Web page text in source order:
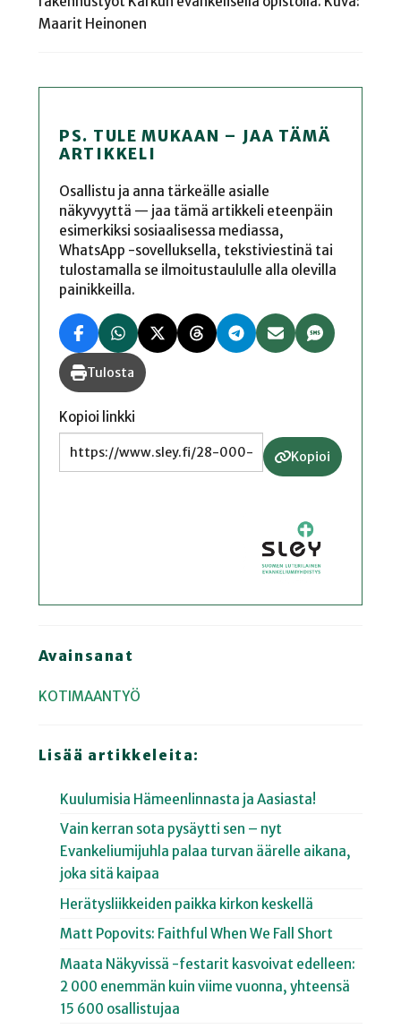
Maarit Heinonen
PS. TULE MUKAAN – JAA TÄMÄ
ARTIKKELI
Osallistu ja anna tärkeälle asialle
näkyvyyttä — jaa tämä artikkeli eteenpäin
esimerkiksi sosiaalisessa mediassa,
WhatsApp -sovelluksella, tekstiviestinä tai
tulostamalla se ilmoitustaululle alla olevilla
painikkeilla.
Tulosta
Kopioi linkki
Kopioi
Avainsanat
KOTIMAANTYÖ
Lisää artikkeleita:
Kuulumisia Hämeenlinnasta ja Aasiasta!
Vain kerran sota pysäytti sen – nyt
Evankeliumijuhla palaa turvan äärelle aikana,
joka sitä kaipaa
Herätysliikkeiden paikka kirkon keskellä
Matt Popovits: Faithful When We Fall Short
Maata Näkyvissä -festarit kasvoivat edelleen:
2 000 enemmän kuin viime vuonna, yhteensä
15 600 osallistujaa